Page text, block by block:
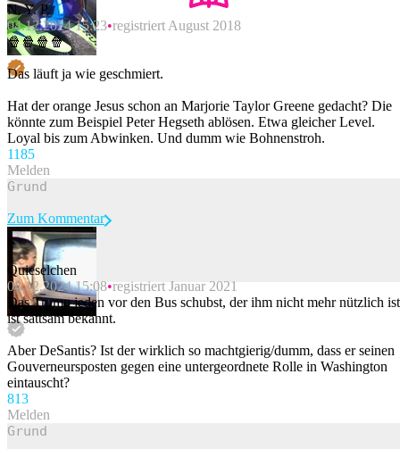
N. Y. P.
04.12.2024 15:23 registriert August 2018
🍿🍿🍿🍿
Das läuft ja wie geschmiert.
Hat der orange Jesus schon an Marjorie Taylor Greene gedacht? Die
könnte zum Beispiel Peter Hegseth ablösen. Etwa gleicher Level.
Loyal bis zum Abwinken. Und dumm wie Bohnenstroh.
1185
Melden
Beitrag melden
Zum Kommentar
Quieselchen
04.12.2024 15:08 registriert Januar 2021
Das Trump jeden vor den Bus schubst, der ihm nicht mehr nützlich
ist sattsam bekannt.
Aber DeSantis? Ist der wirklich so machtgierig/dumm, dass er seinen
Gouverneursposten gegen eine untergeordnete Rolle in Washington
eintauscht?
813
Melden